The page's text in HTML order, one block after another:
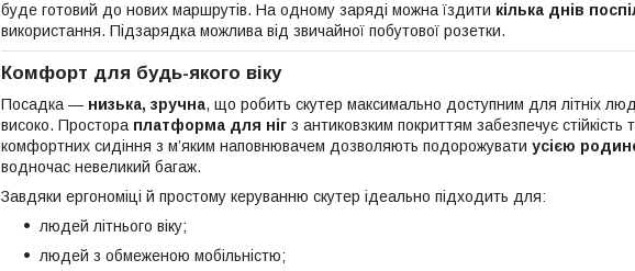
буде готовий до нових маршрутів. На одному заряді можна їздити кілька днів
використання. Підзарядка можлива від звичайної побутової розетки.
Комфорт для будь-якого віку
Посадка — низька, зручна, що робить скутер максимально доступним для літніх
високо. Простора платформа для ніг з антиковзким покриттям забезпечує стійкість
комфортних сидіння з м’яким наповнювачем дозволяють подорожувати усією
водночас невеликий багаж.
Завдяки ергономіці й простому керуванню скутер ідеально підходить для:
людей літнього віку;
людей з обмеженою мобільністю;